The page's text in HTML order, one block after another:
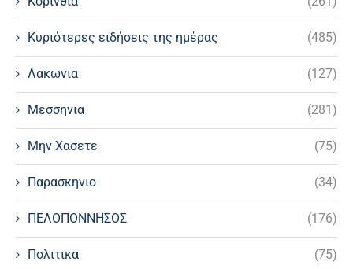
Κυριότερες ειδήσεις της ημέρας (485)
Λακωνια (127)
Μεσσηνια (281)
Μην Χασετε (75)
Παρασκηνιο (34)
ΠΕΛΟΠΟΝΝΗΣΟΣ (176)
Πολιτικα (75)